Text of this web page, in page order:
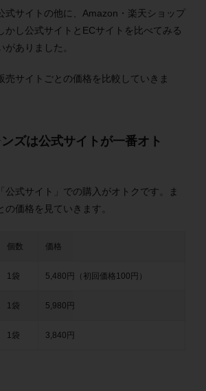
式サイトの他に、Amazon・楽天ショップ
かし公式サイトとECサイトを比べてみる
がありました。
売サイトごとの価格を比較していきま
ズは公式サイトが一番オト
公式サイト」での購入がオトクです。ま
価格を見ていきます。
個数 価格
1袋 5,480円（初回価格100円）
1袋 5,980円
1袋 3,840円